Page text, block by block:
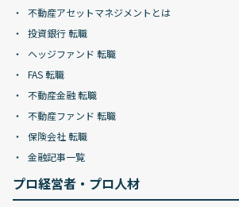
不動産アセットマネジメントとは
投資銀行 転職
ヘッジファンド 転職
FAS 転職
不動産金融 転職
不動産ファンド 転職
保険会社 転職
金融記事一覧
プロ経営者・プロ人材